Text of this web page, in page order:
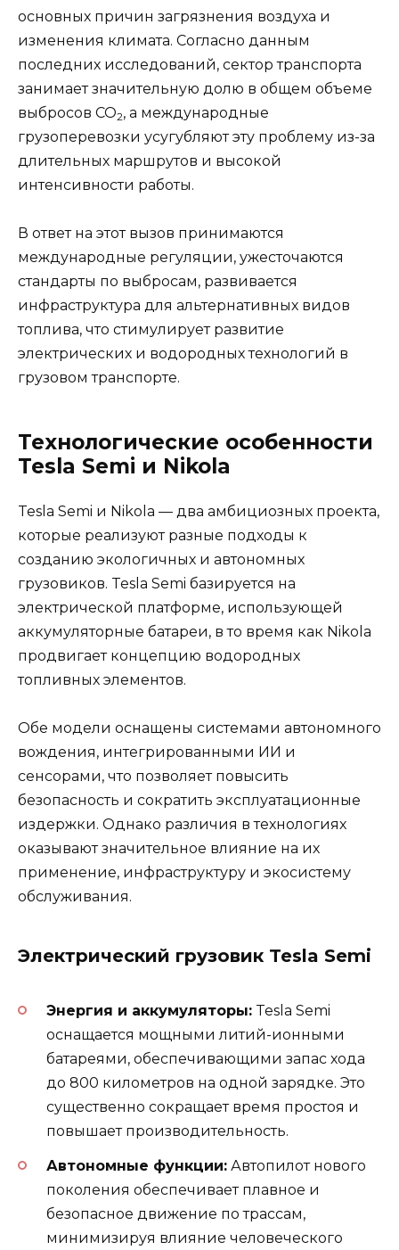
основных причин загрязнения воздуха и
изменения климата. Согласно данным
последних исследований, сектор транспорта
занимает значительную долю в общем объеме
выбросов CO2, а международные
грузоперевозки усугубляют эту проблему из-за
длительных маршрутов и высокой
интенсивности работы.
В ответ на этот вызов принимаются
международные регуляции, ужесточаются
стандарты по выбросам, развивается
инфраструктура для альтернативных видов
топлива, что стимулирует развитие
электрических и водородных технологий в
грузовом транспорте.
Технологические особенности
Tesla Semi и Nikola
Tesla Semi и Nikola — два амбициозных проекта,
которые реализуют разные подходы к
созданию экологичных и автономных
грузовиков. Tesla Semi базируется на
электрической платформе, использующей
аккумуляторные батареи, в то время как Nikola
продвигает концепцию водородных
топливных элементов.
Обе модели оснащены системами автономного
вождения, интегрированными ИИ и
сенсорами, что позволяет повысить
безопасность и сократить эксплуатационные
издержки. Однако различия в технологиях
оказывают значительное влияние на их
применение, инфраструктуру и экосистему
обслуживания.
Электрический грузовик Tesla Semi
Энергия и аккумуляторы: Tesla Semi
оснащается мощными литий-ионными
батареями, обеспечивающими запас хода
до 800 километров на одной зарядке. Это
существенно сокращает время простоя и
повышает производительность.
Автономные функции: Автопилот нового
поколения обеспечивает плавное и
безопасное движение по трассам,
минимизируя влияние человеческого